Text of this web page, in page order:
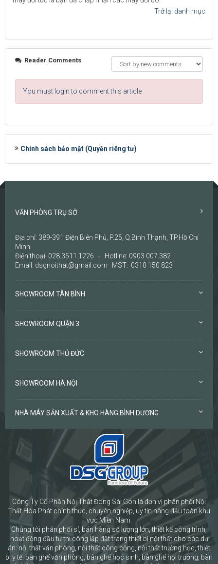
Trở lại danh mục
Reader Comments
You must login to comment this article
Chính sách bảo mật (Quyền riêng tư)
VĂN PHÒNG TRỤ SỞ
Địa chỉ: 389-391 Điện Biên Phủ, P.25, Q.Bình Thạnh, TP.Hồ Chí
Minh
Điện thoại: 028.3511.1226 - Hotline: 0903.007.382
Email: dsgnoithat@gmail.com MST: 0310 150 823
SHOWROOM TÂN BÌNH
SHOWROOM QUẬN 3
SHOWROOM THỦ ĐỨC
SHOWROOM HÀ NỘI
NHÀ MÁY SẢN XUẤT & KHO HÀNG BÌNH DƯƠNG
Công Ty Cổ Phần Nội Thất Đông Sài Gòn là đơn vị phân phối Nội
Thất Hòa Phát chính thức, chuyên nghiệp, uy tín hàng đầu toàn khu
vực Miền Nam.
Chúng tôi phân phối sỉ, bán hàng số lượng lớn, thiết kế công trình,
hoạt động đầu tư thi công lắp đặt trang thiết bị nội thất cho các dự
án: nội thất văn phòng, nội thất công cộng, nội thất trường học, thiết
bị y tế: bàn ghế văn phòng, bàn ghế học sinh, bàn ghế hội trường, bàn